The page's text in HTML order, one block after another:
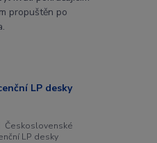
propuštěn po
Československé
LP desky